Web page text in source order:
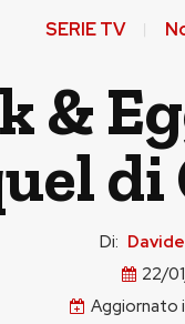
SERIE TV
&
di
Di:
22/
Aggiornato